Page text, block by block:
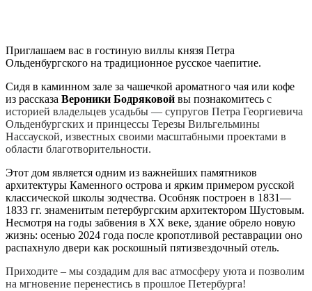
Приглашаем вас в гостиную виллы князя Петра
Ольденбургского на традиционное русское чаепитие.
Сидя в каминном зале за чашечкой ароматного чая или кофе
из рассказа Вероники Бодряковой вы познакомитесь с
историей владельцев усадьбы — супругов Петра Георгиевича
Ольденбургских и принцессы Терезы Вильгельмины
Нассауской, известных своими масштабными проектами в
области благотворительности.
Этот дом является одним из важнейших памятников
архитектуры Каменного острова и ярким примером русской
классической школы зодчества. Особняк построен в 1831—
1833 гг. знаменитым петербургским архитектором Шустовым.
Несмотря на годы забвения в XX веке, здание обрело новую
жизнь: осенью 2024 года после кропотливой реставрации оно
распахнуло двери как роскошный пятизвездочный отель.
Приходите – мы создадим для вас атмосферу уюта и позволим
на мгновение перенестись в прошлое Петербурга!